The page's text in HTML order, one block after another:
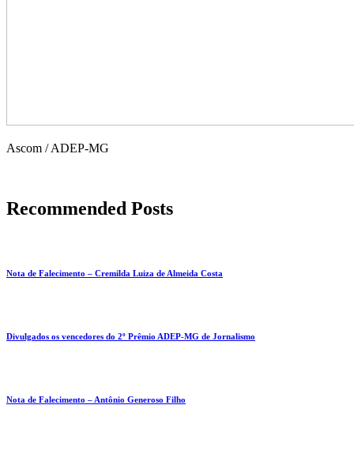
Ascom / ADEP-MG
Recommended Posts
Nota de Falecimento – Cremilda Luiza de Almeida Costa
Divulgados os vencedores do 2º Prêmio ADEP-MG de Jornalismo
Nota de Falecimento – Antônio Generoso Filho